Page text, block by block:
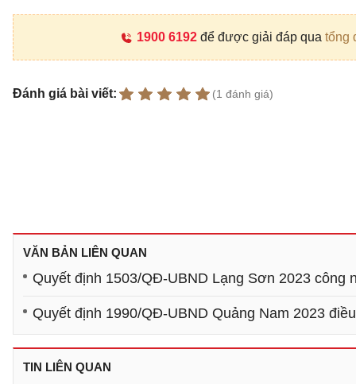
1900 6192để được giải đáp qua tổng
Đánh giá bài viết: (1 đánh giá)
VĂN BẢN LIÊN QUAN
Quyết định 1503/QĐ-UBND Lạng Sơn 2023
Quyết định 1990/QĐ-UBND Quảng Nam 2023
TIN LIÊN QUAN